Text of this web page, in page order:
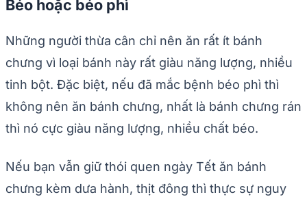
Béo hoặc béo phì
Những người thừa cân chỉ nên ăn rất ít bánh
chưng vì loại bánh này rất giàu năng lượng, nhiều
tinh bột. Đặc biệt, nếu đã mắc bệnh béo phì thì
không nên ăn bánh chưng, nhất là bánh chưng rán
thì nó cực giàu năng lượng, nhiều chất béo.
Nếu bạn vẫn giữ thói quen ngày Tết ăn bánh
chưng kèm dưa hành, thịt đông thì thực sự nguy